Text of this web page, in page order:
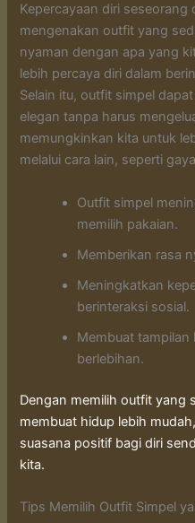
Kepercayaan diri
mengenakan outfit yang
nyaman dengan apa yang
lebih percaya diri dalam
Selain itu, outfit simpel
elegan tanpa harus
memungkinkan kita untuk
melalui cara lain, seperti
Outfit simpel
memilih pakaian.
Memberikan rasa
Meningkatkan
berinteraksi sosial.
Membuat tampilan
berlebihan.
Dengan memilih outfit yang
membuat hidup lebih
suasana positif bagi diri
kita.
Tips Memilih Outfit Simpel